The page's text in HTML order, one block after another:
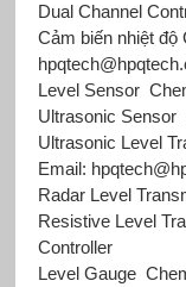
Dual Channel
Cảm biến nhiệt độ
Level Sensor
Ultrasonic Sensor
Ultrasonic Level
Email:
Radar Level
Resistive Level
Controller
Level Gauge